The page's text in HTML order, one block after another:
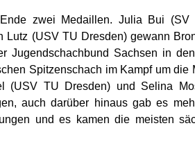
zwei Medaillen. Julia Bui (SV
Lutz (USV TU Dresden) gewann
Jugendschachbund Sachsen in
Spitzenschach im Kampf um die
(USV TU Dresden) und Selina
auch darüber hinaus gab es
und es kamen die meisten